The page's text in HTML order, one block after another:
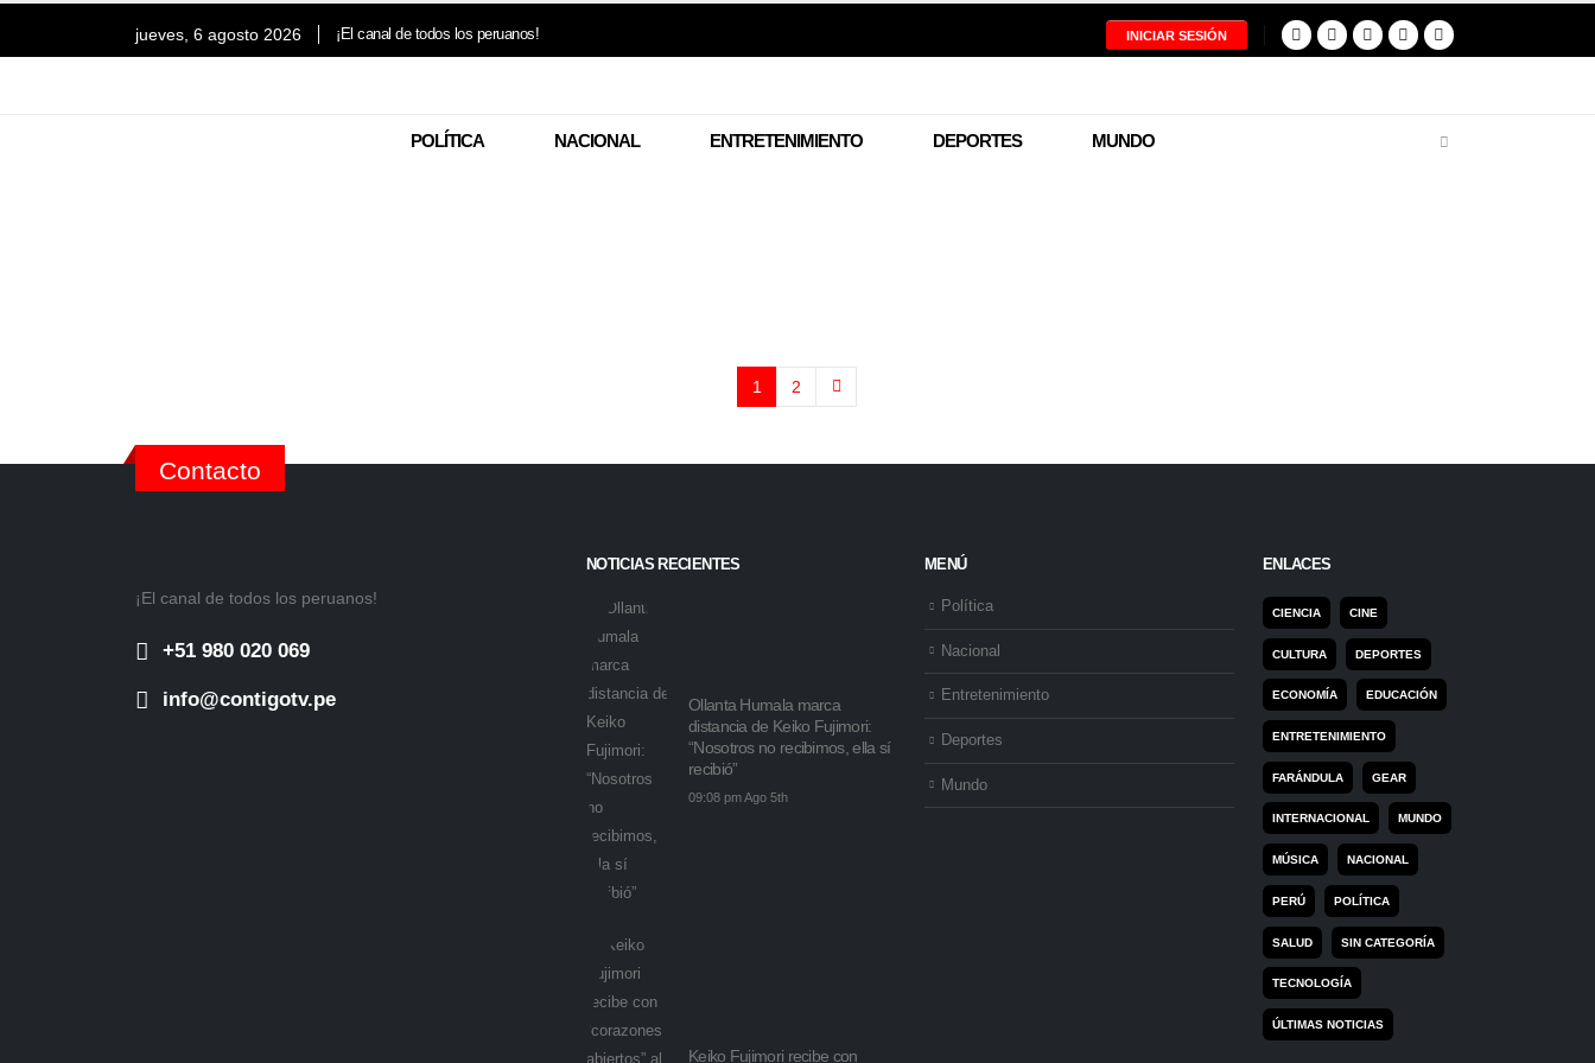
jueves, 6 agosto 2026 ¡El canal de todos los peruanos! INICIAR SESIÓN
POLÍTICA NACIONAL ENTRETENIMIENTO DEPORTES MUNDO
1 2
Contacto
¡El canal de todos los peruanos!
+51 980 020 069
info@contigotv.pe
NOTICIAS RECIENTES
Ollanta Humala marca
distancia de Keiko Fujimori:
“Nosotros no recibimos, ella sí
recibió”
09:08 pm Ago 5th
Keiko Fujimori recibe con
MENÚ
Política
Nacional
Entretenimiento
Deportes
Mundo
ENLACES
CIENCIA CINE
CULTURA DEPORTES
ECONOMÍA EDUCACIÓN
ENTRETENIMIENTO
FARÁNDULA GEAR
INTERNACIONAL MUNDO
MÚSICA NACIONAL
PERÚ POLÍTICA
SALUD SIN CATEGORÍA
TECNOLOGÍA
ÚLTIMAS NOTICIAS